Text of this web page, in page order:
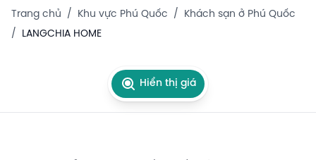
Trang chủ / Khu vực Phú Quốc /
Khách sạn ở Phú Quốc
/
LANGCHIA HOME
Hiển thị giá